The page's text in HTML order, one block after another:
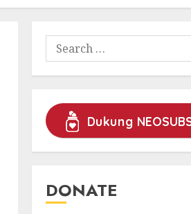
Search
for:
Dukung
DONATE